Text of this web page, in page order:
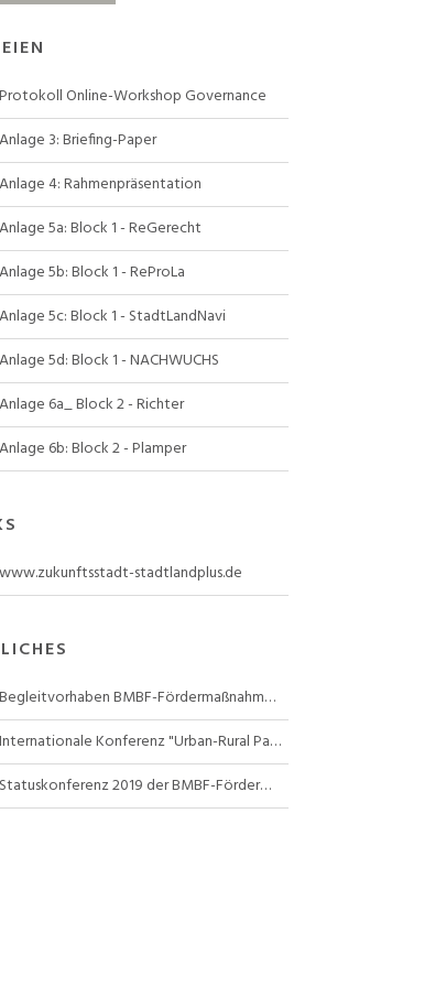
Protokoll Online-Workshop Governance
Anlage 3: Briefing-Paper
Anlage 4: Rahmenpräsentation
Anlage 5a: Block 1 - ReGerecht
Anlage 5b: Block 1 - ReProLa
Anlage 5c: Block 1 - StadtLandNavi
Anlage 5d: Block 1 - NACHWUCHS
Anlage 6a_ Block 2 - Richter
Anlage 6b: Block 2 - Plamper
www.zukunftsstadt-stadtlandplus.de
Begleitvorhaben BMBF-Fördermaßnahme "Stadt-Land-Plus"
Internationale Konferenz "Urban-Rural Partnerships" (URP 2020)
Statuskonferenz 2019 der BMBF-Fördermaßnahme „Stadt-Land-Plus“